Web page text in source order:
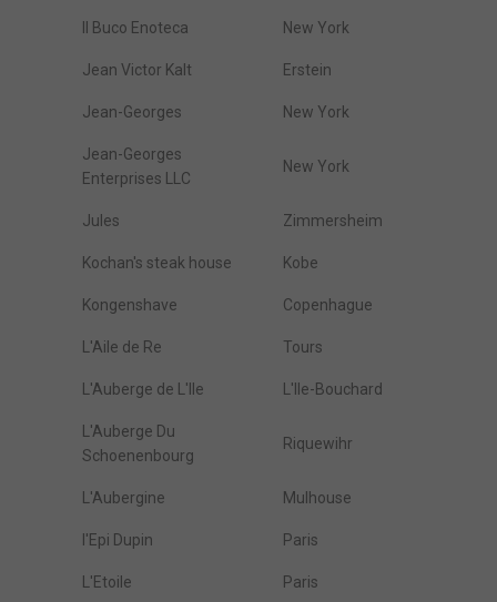
Il Buco Enoteca New York
Jean Victor Kalt Erstein
Jean-Georges New York
Jean-Georges
Enterprises LLC
New York
Jules Zimmersheim
Kochan's steak house Kobe
Kongenshave Copenhague
L'Aile de Re Tours
L'Auberge de L'Ile L'Ile-Bouchard
L'Auberge Du
Schoenenbourg
Riquewihr
L'Aubergine Mulhouse
l'Epi Dupin Paris
L'Etoile Paris